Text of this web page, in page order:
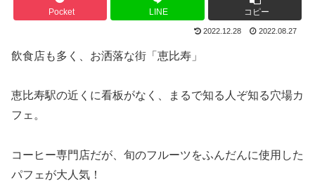
Pocket LINE コピー
2022.12.28 2022.08.27
飲食店も多く、お洒落な街「恵比寿」
恵比寿駅の近くに看板がなく、まるで知る人ぞ知る穴場カ
フェ。
コーヒー専門店だが、旬のフルーツをふんだんに使用した
パフェが大人気！